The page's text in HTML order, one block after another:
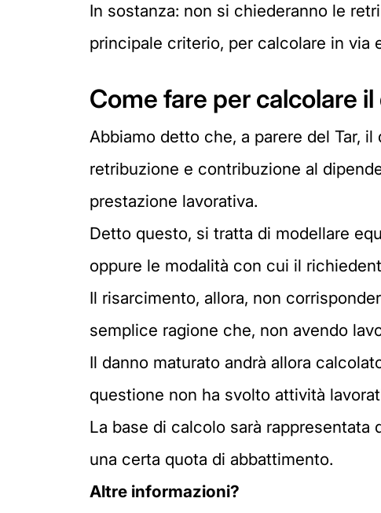
In sostanza: non si chiederanno le
principale criterio, per calcolare in via
Come fare per calcolare
Abbiamo detto che, a parere del Tar,
retribuzione e contribuzione al
prestazione lavorativa.
Detto questo, si tratta di modellare
oppure le modalità con cui il
Il risarcimento, allora, non
semplice ragione che, non avendo
Il danno maturato andrà allora
questione non ha svolto attività
La base di calcolo sarà
una certa quota di abbattimento.
Altre informazioni?